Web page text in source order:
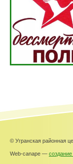
© Угранская районная
Web-canape —